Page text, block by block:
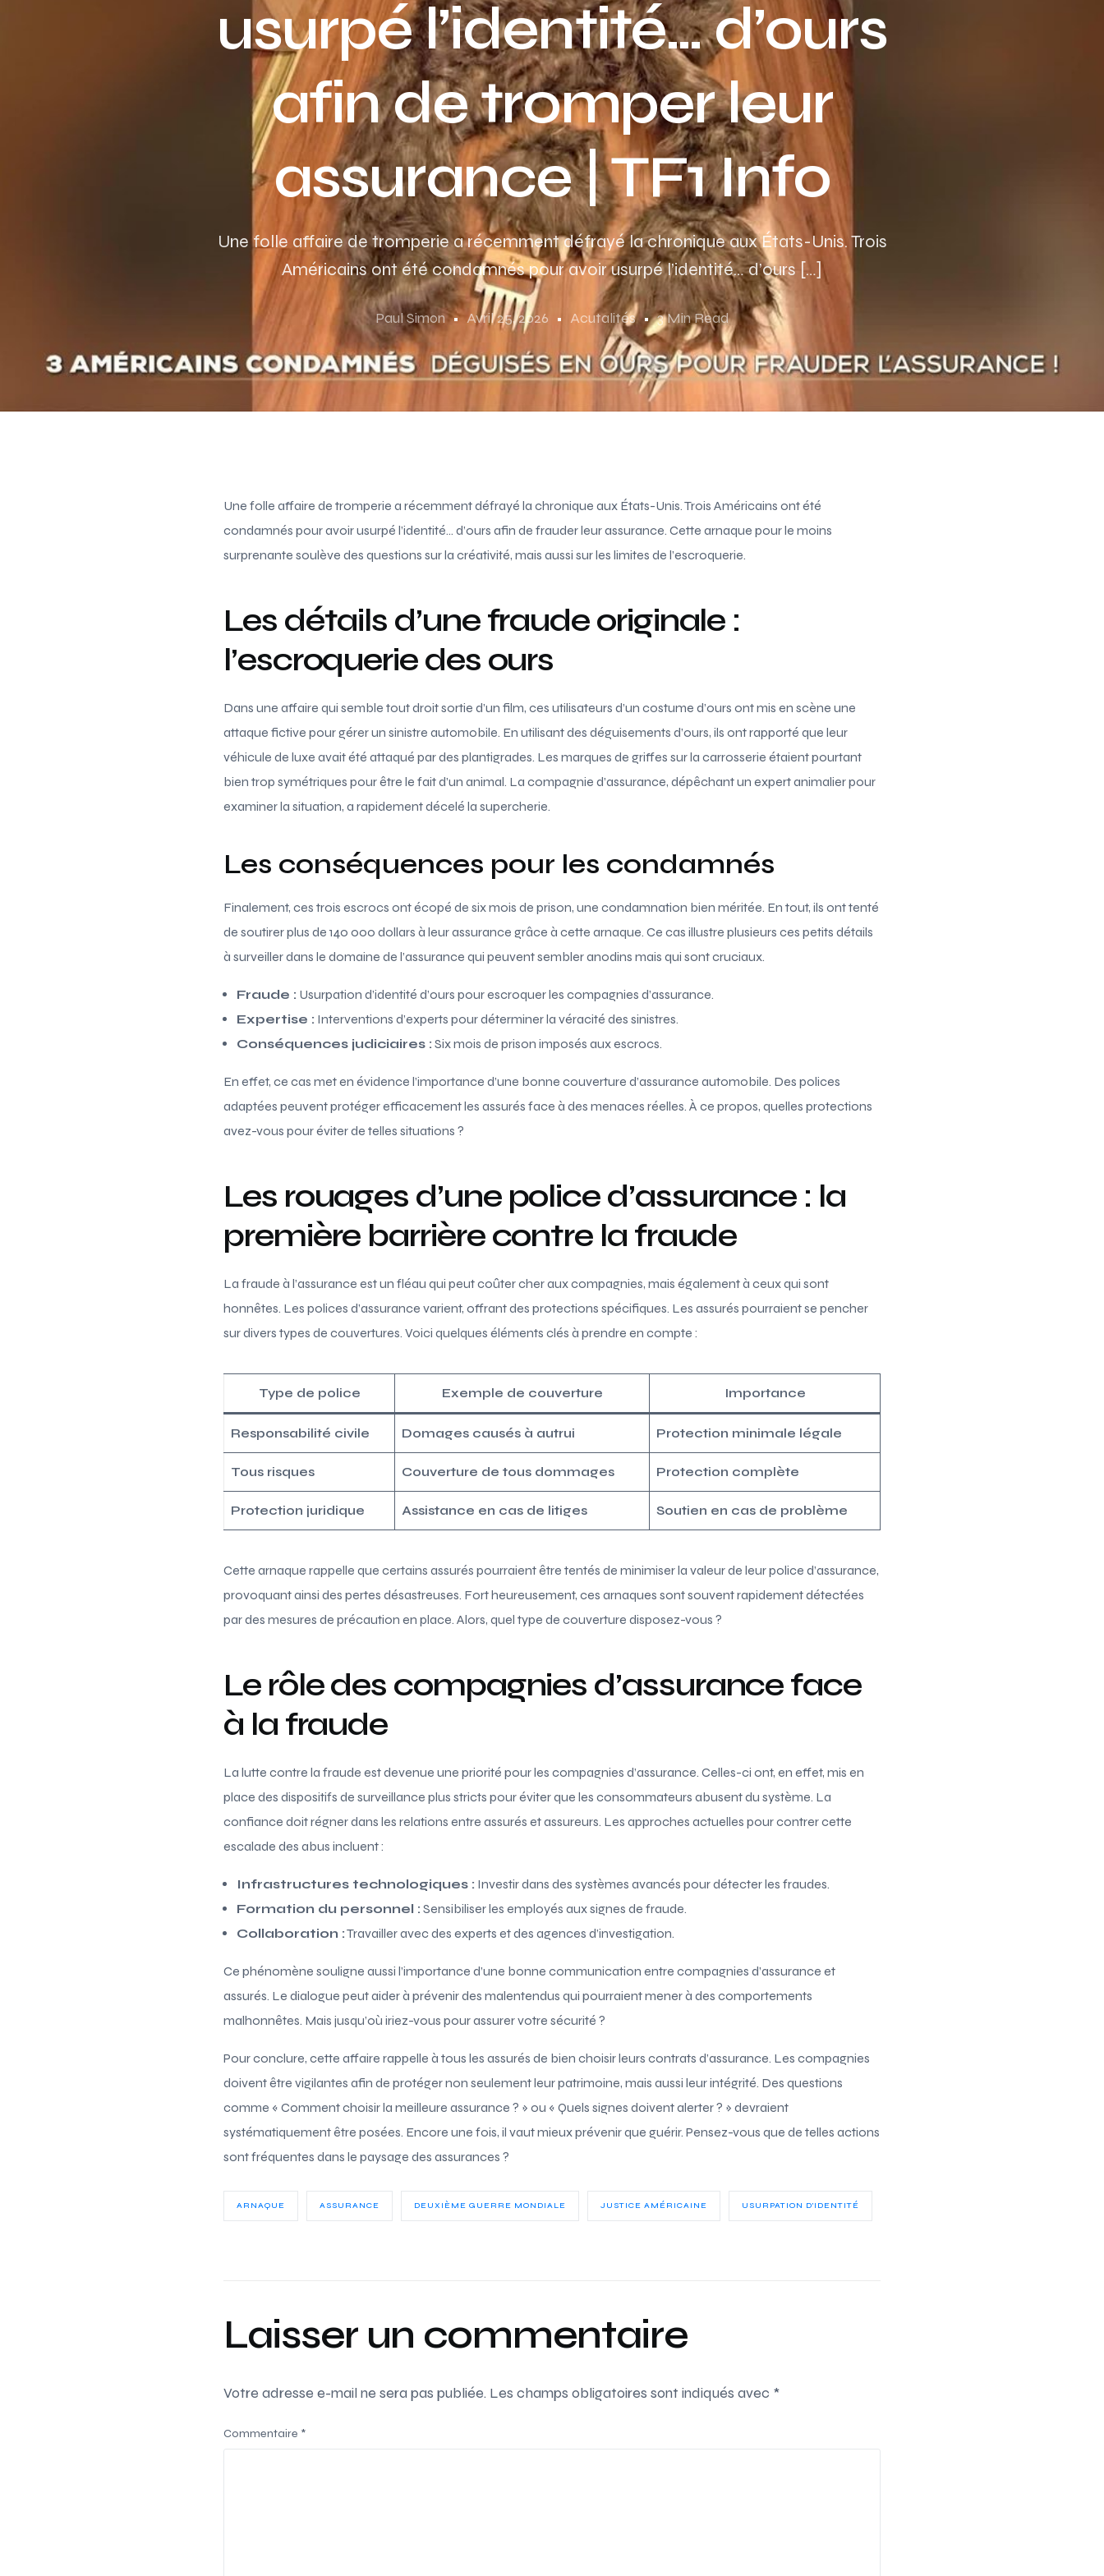
Assurance auto Toulouse
Assurance auto Lyon
Assurance auto Marseille
usurpé l’identité… d’ours
afin de tromper leur
assurance | TF1 Info
Une folle affaire de tromperie a récemment défrayé la chronique aux États-Unis. Trois
Américains ont été condamnés pour avoir usurpé l’identité… d’ours […]
Paul Simon Avril 25, 2026 Acutalités 3 Min Read
Une folle affaire de tromperie a récemment défrayé la chronique aux États-Unis. Trois Américains ont été
condamnés pour avoir usurpé l’identité… d’ours afin de frauder leur assurance. Cette arnaque pour le moins
surprenante soulève des questions sur la créativité, mais aussi sur les limites de l’escroquerie.
Les détails d’une fraude originale :
l’escroquerie des ours
Dans une affaire qui semble tout droit sortie d’un film, ces utilisateurs d’un costume d’ours ont mis en scène une
attaque fictive pour gérer un sinistre automobile. En utilisant des déguisements d’ours, ils ont rapporté que leur
véhicule de luxe avait été attaqué par des plantigrades. Les marques de griffes sur la carrosserie étaient pourtant
bien trop symétriques pour être le fait d’un animal. La compagnie d’assurance, dépêchant un expert animalier pour
examiner la situation, a rapidement décelé la supercherie.
Les conséquences pour les condamnés
Finalement, ces trois escrocs ont écopé de six mois de prison, une condamnation bien méritée. En tout, ils ont tenté
de soutirer plus de 140 000 dollars à leur assurance grâce à cette arnaque. Ce cas illustre plusieurs ces petits détails
à surveiller dans le domaine de l’assurance qui peuvent sembler anodins mais qui sont cruciaux.
Fraude : Usurpation d’identité d’ours pour escroquer les compagnies d’assurance.
Expertise : Interventions d’experts pour déterminer la véracité des sinistres.
Conséquences judiciaires : Six mois de prison imposés aux escrocs.
En effet, ce cas met en évidence l’importance d’une bonne couverture d’assurance automobile. Des polices
adaptées peuvent protéger efficacement les assurés face à des menaces réelles. À ce propos, quelles protections
avez-vous pour éviter de telles situations ?
Les rouages d’une police d’assurance : la
première barrière contre la fraude
La fraude à l’assurance est un fléau qui peut coûter cher aux compagnies, mais également à ceux qui sont
honnêtes. Les polices d’assurance varient, offrant des protections spécifiques. Les assurés pourraient se pencher
sur divers types de couvertures. Voici quelques éléments clés à prendre en compte :
Type de police Exemple de couverture Importance
Responsabilité civile Domages causés à autrui Protection minimale légale
Tous risques Couverture de tous dommages Protection complète
Protection juridique Assistance en cas de litiges Soutien en cas de problème
Cette arnaque rappelle que certains assurés pourraient être tentés de minimiser la valeur de leur police d’assurance,
provoquant ainsi des pertes désastreuses. Fort heureusement, ces arnaques sont souvent rapidement détectées
par des mesures de précaution en place. Alors, quel type de couverture disposez-vous ?
Le rôle des compagnies d’assurance face
à la fraude
La lutte contre la fraude est devenue une priorité pour les compagnies d’assurance. Celles-ci ont, en effet, mis en
place des dispositifs de surveillance plus stricts pour éviter que les consommateurs abusent du système. La
confiance doit régner dans les relations entre assurés et assureurs. Les approches actuelles pour contrer cette
escalade des abus incluent :
Infrastructures technologiques : Investir dans des systèmes avancés pour détecter les fraudes.
Formation du personnel : Sensibiliser les employés aux signes de fraude.
Collaboration :Travailler avec des experts et des agences d’investigation.
Ce phénomène souligne aussi l’importance d’une bonne communication entre compagnies d’assurance et
assurés. Le dialogue peut aider à prévenir des malentendus qui pourraient mener à des comportements
malhonnêtes. Mais jusqu’où iriez-vous pour assurer votre sécurité ?
Pour conclure, cette affaire rappelle à tous les assurés de bien choisir leurs contrats d’assurance. Les compagnies
doivent être vigilantes afin de protéger non seulement leur patrimoine, mais aussi leur intégrité. Des questions
comme « Comment choisir la meilleure assurance ? » ou « Quels signes doivent alerter ? » devraient
systématiquement être posées. Encore une fois, il vaut mieux prévenir que guérir. Pensez-vous que de telles actions
sont fréquentes dans le paysage des assurances ?
ARNAQUE ASSURANCE DEUXIÈME GUERRE MONDIALE JUSTICE AMÉRICAINE USURPATION D'IDENTITÉ
Laisser un commentaire
Votre adresse e-mail ne sera pas publiée. Les champs obligatoires sont indiqués avec *
Commentaire *